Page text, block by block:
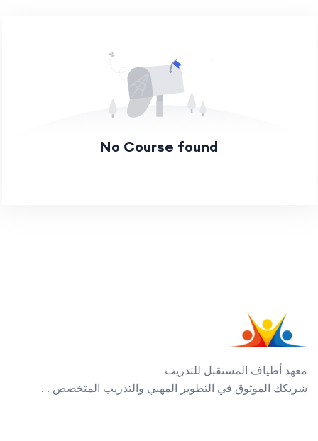
No Course found
معهد أطياف المستقبل للتدريب
شريكك الموثوق في التطوير المهني والتدريب المتخصص . .